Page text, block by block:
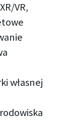
VR,
własnej